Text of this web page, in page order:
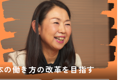
働き方の改革を目指す